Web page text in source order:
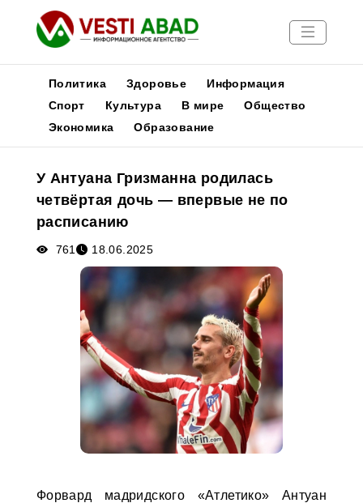
Новости
Медиа
Афиша
Политика Здоровье
Информация
Спорт
Культура В мире
Общество
Экономика
Образование
У Антуана Гризманна родилась
четвёртая дочь — впервые не по
расписанию
761 18.06.2025
Форвард мадридского «Атлетико» Антуан